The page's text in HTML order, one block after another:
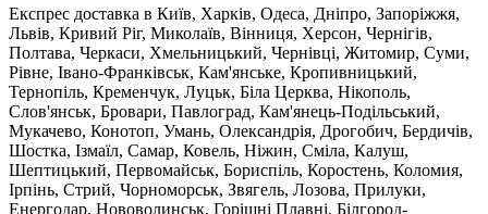
Експрес доставка в Київ, Харків, Одеса, Дніпро, Запоріжжя,
Львів, Кривий Ріг, Миколаїв, Вінниця, Херсон, Чернігів,
Полтава, Черкаси, Хмельницький, Чернівці, Житомир, Суми,
Рівне, Івано-Франківськ, Кам'янське, Кропивницький,
Тернопіль, Кременчук, Луцьк, Біла Церква, Нікополь,
Слов'янськ, Бровари, Павлоград, Кам'янець-Подільський,
Мукачево, Конотоп, Умань, Олександрія, Дрогобич, Бердичів,
Шостка, Ізмаїл, Самар, Ковель, Ніжин, Сміла, Калуш,
Шептицький, Первомайськ, Бориспіль, Коростень, Коломия,
Ірпінь, Стрий, Чорноморськ, Звягель, Лозова, Прилуки,
Енергодар, Нововолинськ, Горішні Плавні, Білгород-